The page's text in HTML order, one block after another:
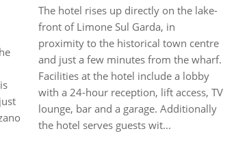
The hotel rises up directly on the lake-
front of Limone Sul Garda, in
proximity to the historical town centre
and just a few minutes from the wharf.
Facilities at the hotel include a lobby
with a 24-hour reception, lift access, TV
lounge, bar and a garage. Additionally
the hotel serves guests wit...